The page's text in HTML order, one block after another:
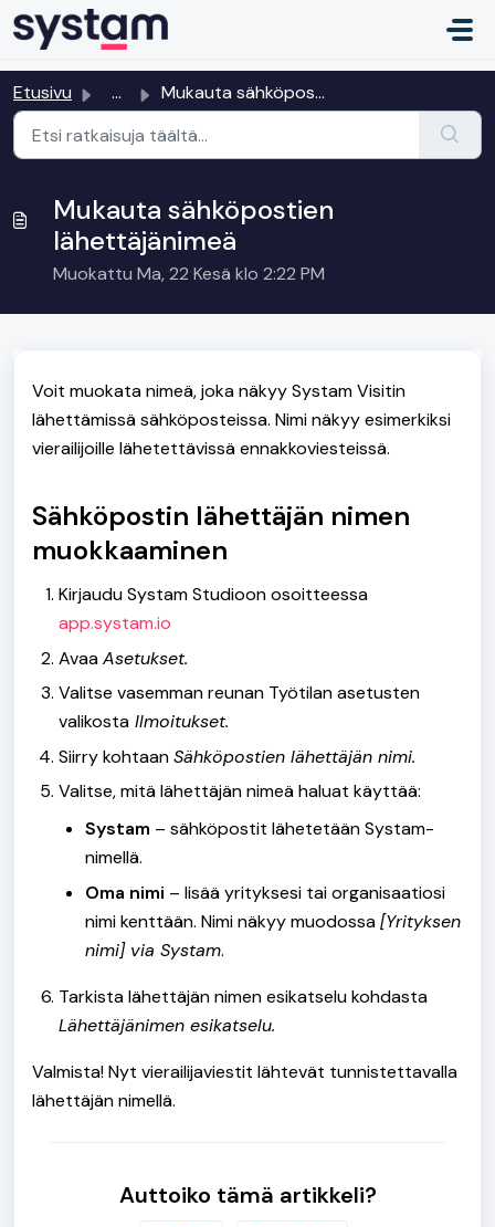
Siirry pääsisältöön
Etusivu ... Mukauta sähköpostien lähettäjänimeä
Mukauta sähköpostien
lähettäjänimeä
Muokattu Ma, 22 Kesä klo 2:22 PM
Voit muokata nimeä, joka näkyy Systam Visitin
lähettämissä sähköposteissa. Nimi näkyy esimerkiksi
vierailijoille lähetettävissä ennakkoviesteissä.
Sähköpostin lähettäjän nimen
muokkaaminen
Kirjaudu Systam Studioon osoitteessa
app.systam.io
AvaaAsetukset.
Valitse vasemman reunan Työtilan asetusten
valikosta Ilmoitukset.
Siirry kohtaanSähköpostien lähettäjän nimi.
Valitse, mitä lähettäjän nimeä haluat käyttää:
Systam – sähköpostit lähetetään Systam-
nimellä.
Oma nimi – lisää yrityksesi tai organisaatiosi
nimi kenttään. Nimi näkyy muodossa[Yrityksen
nimi] via Systam.
Tarkista lähettäjän nimen esikatselu kohdasta
Lähettäjänimen esikatselu.
Valmista! Nyt vierailijaviestit lähtevät tunnistettavalla
lähettäjän nimellä.
Auttoiko tämä artikkeli?